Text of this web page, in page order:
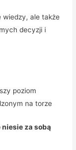
wiedzy, ale także
decyzji i
poziom
na torze
niesie za sobą